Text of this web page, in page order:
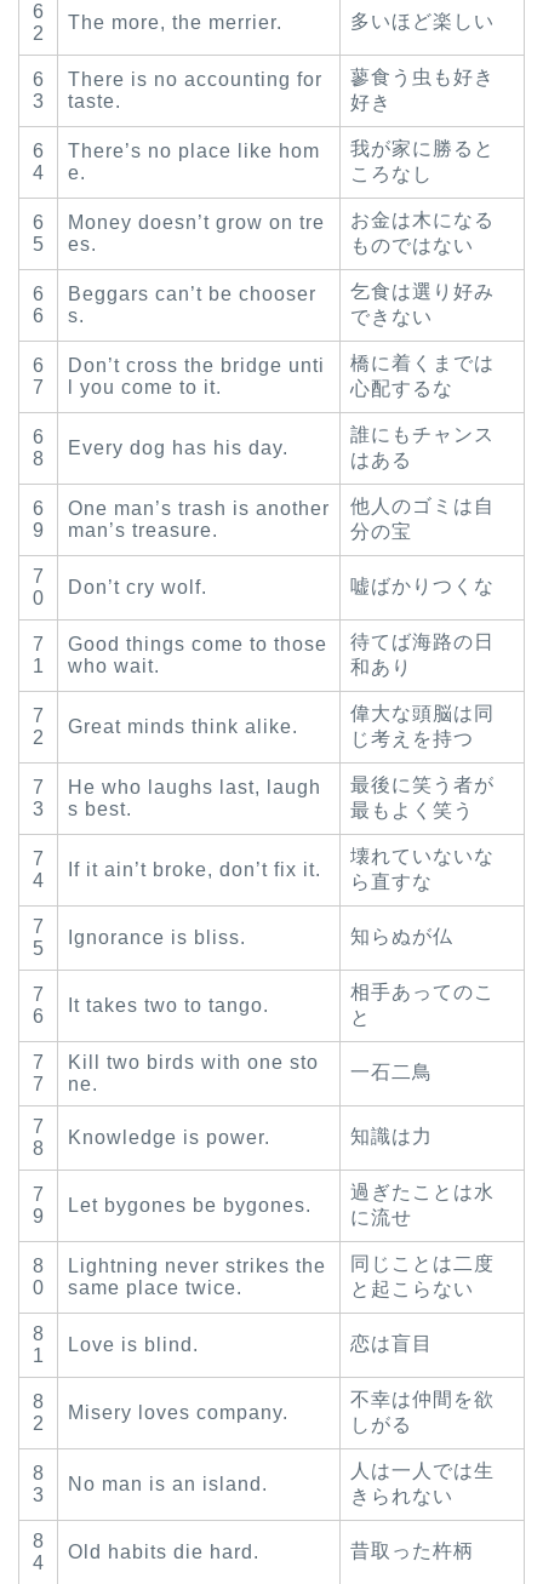
6
2
The more, the merrier. 多いほど楽しい
6
3
There is no accounting for
taste.
蓼食う虫も好き
好き
6
4
There’s no place like hom
e.
我が家に勝ると
ころなし
6
5
Money doesn’t grow on tre
es.
お金は木になる
ものではない
6
6
Beggars can’t be chooser
s.
乞食は選り好み
できない
6
7
Don’t cross the bridge unti
l you come to it.
橋に着くまでは
心配するな
6
8
Every dog has his day.
誰にもチャンス
はある
6
9
One man’s trash is another
man’s treasure.
他人のゴミは自
分の宝
7
0
Don’t cry wolf. 嘘ばかりつくな
7
1
Good things come to those
who wait.
待てば海路の日
和あり
7
2
Great minds think alike.
偉大な頭脳は同
じ考えを持つ
7
3
He who laughs last, laugh
s best.
最後に笑う者が
最もよく笑う
7
4
If it ain’t broke, don’t fix it.
壊れていないな
ら直すな
7
5
Ignorance is bliss. 知らぬが仏
7
6
It takes two to tango.
相手あってのこ
と
7
7
Kill two birds with one sto
ne.
一石二鳥
7
8
Knowledge is power. 知識は力
7
9
Let bygones be bygones.
過ぎたことは水
に流せ
8
0
Lightning never strikes the
same place twice.
同じことは二度
と起こらない
8
1
Love is blind. 恋は盲目
8
2
Misery loves company.
不幸は仲間を欲
しがる
8
3
No man is an island.
人は一人では生
きられない
8
4
Old habits die hard. 昔取った杵柄